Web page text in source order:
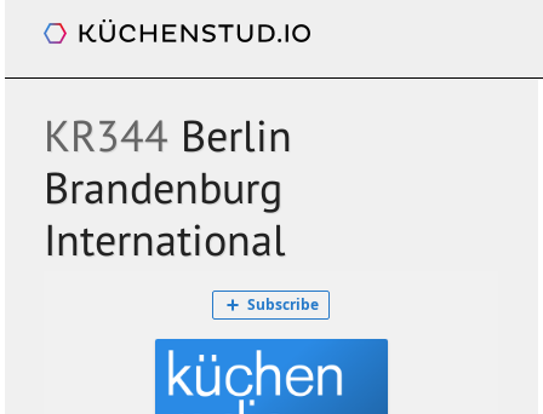
/+ ÜBER SHOP NEWSLETTER KALENDER
BLOG
KR344 Berlin
Brandenburg
International